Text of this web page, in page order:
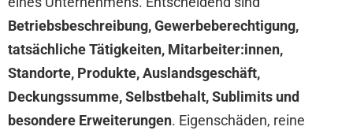
Betriebsbeschreibung, Gewerbeberechtigung,
tatsächliche Tätigkeiten, Mitarbeiter:innen,
Standorte, Produkte, Auslandsgeschäft,
Deckungssumme, Selbstbehalt, Sublimits und
besondere Erweiterungen. Eigenschäden, reine